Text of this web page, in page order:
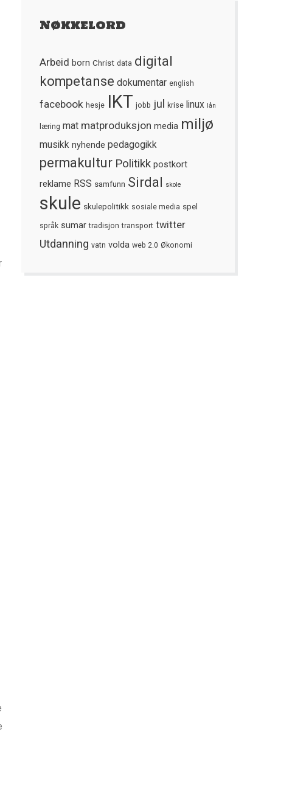
Nøkkelord
Arbeid born Christ data digital
kompetanse dokumentar english
facebook hesje IKT jobb jul krise linux lån
læring mat matproduksjon media miljø
musikk nyhende pedagogikk
permakultur Politikk postkort
reklame RSS samfunn Sirdal skole
skule skulepolitikk sosiale media spel
språk sumar tradisjon transport twitter
Utdanning vatn volda web 2.0 Økonomi